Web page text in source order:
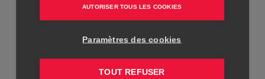
Avec la newsletter Mission laïque française, recevez par e-
mail toute l'actualité du réseau créé en 1902 qui a pour
AUTORISER TOUS LES COOKIES
Paramètres des cookies
TOUT REFUSER